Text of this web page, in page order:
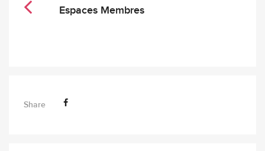
Espaces Membres
Share